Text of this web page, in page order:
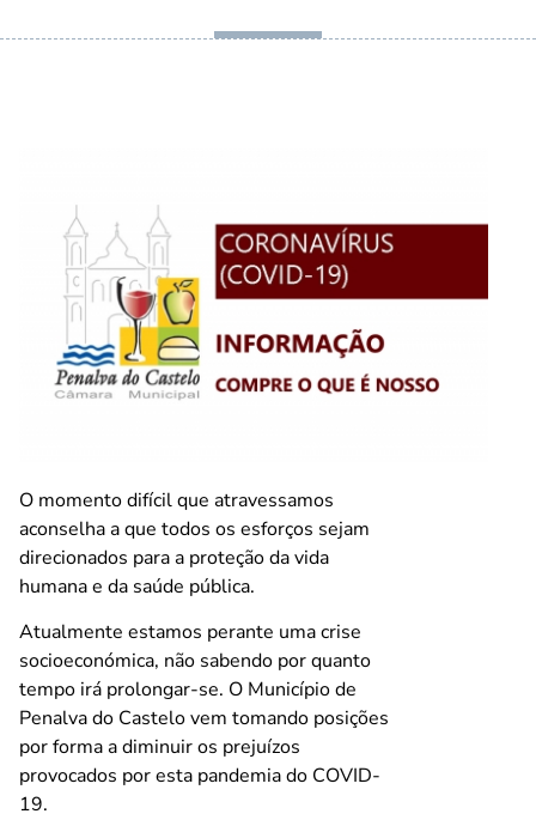
O momento difícil que atravessamos
aconselha a que todos os esforços sejam
direcionados para a proteção da vida
humana e da saúde pública.
Atualmente estamos perante uma crise
socioeconómica, não sabendo por quanto
tempo irá prolongar-se. O Município de
Penalva do Castelo vem tomando posições
por forma a diminuir os prejuízos
provocados por esta pandemia do COVID-
19.